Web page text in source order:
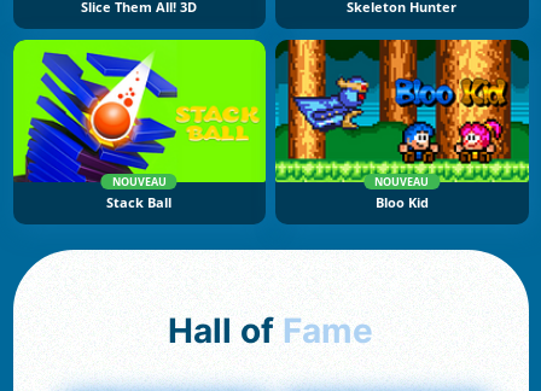
Slice Them All! 3D Skeleton Hunter
NOUVEAU
Stack Ball
NOUVEAU
Bloo Kid
Hall of Fame